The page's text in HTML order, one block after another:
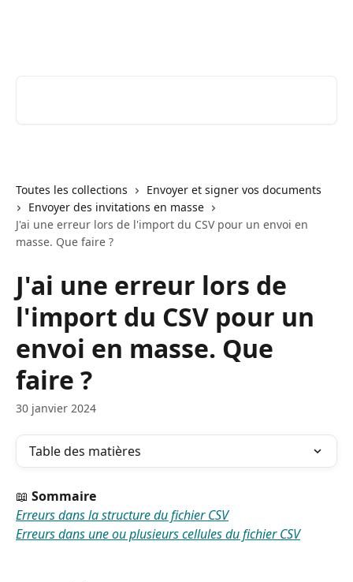
Toutes les collections
Envoyer et signer vos documents
Envoyer des invitations en masse
J'ai une erreur lors de l'import du CSV pour un envoi en
masse. Que faire ?
J'ai une erreur lors de
l'import du CSV pour un
envoi en masse. Que
faire ?
30 janvier 2024
Table des matières
📖 Sommaire
Erreurs dans la structure du fichier CSV
Erreurs dans une ou plusieurs cellules du fichier CSV